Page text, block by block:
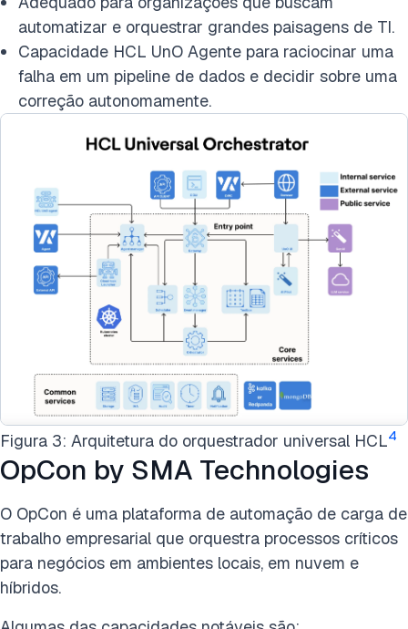
automatizar e orquestrar grandes paisagens de TI.
Capacidade HCL UnO Agente para raciocinar uma
falha em um pipeline de dados e decidir sobre uma
correção autonomamente.
Figura 3: Arquitetura do orquestrador universal HCL4
OpCon by SMA Technologies
O OpCon é uma plataforma de automação de carga de
trabalho empresarial que orquestra processos críticos
para negócios em ambientes locais, em nuvem e
híbridos.